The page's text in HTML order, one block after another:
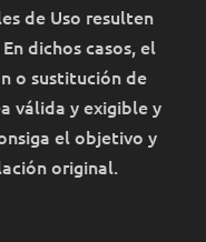
de Uso resulten
dichos casos, el
o sustitución de
válida y exigible y
el objetivo y
original.